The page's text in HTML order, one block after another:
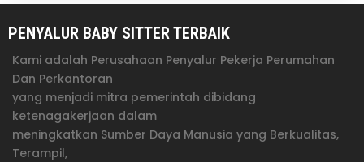
PENYALUR BABY SITTER TERBAIK
Kami adalah Perusahaan Penyalur Pekerja Perumahan
Dan Perkantoran
yang menjadi mitra pemerintah dibidang
ketenagakerjaan dalam
meningkatkan Sumber Daya Manusia yang Berkualitas,
Terampil,